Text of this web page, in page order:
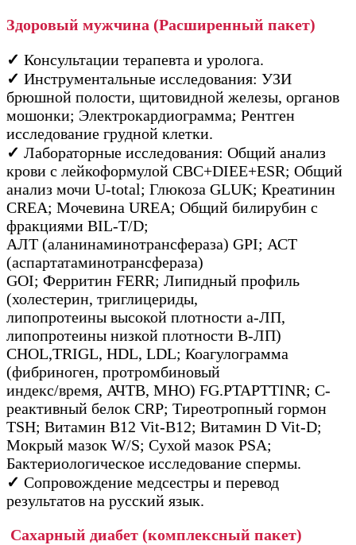
Здоровый мужчина (Расширенный пакет)
✓ Консультации терапевта и уролога.
✓ Инструментальные исследования: УЗИ
брюшной полости, щитовидной железы, органов
мошонки; Электрокардиограмма; Рентген
исследование грудной клетки.
✓ Лабораторные исследования: Общий анализ
крови с лейкоформулой CBC+DIEE+ESR; Общий
анализ мочи U-total; Глюкоза GLUK; Креатинин
CREA; Мочевина UREA; Общий билирубин с
фракциями BIL-T/D;
АЛТ (аланинаминотрансфераза) GPI; АСТ
(аспартатаминотрансфераза)
GOI; Ферритин FERR; Липидный профиль
(холестерин, триглицериды,
липопротеины высокой плотности а-ЛП,
липопротеины низкой плотности В-ЛП)
CHOL,TRIGL, HDL, LDL; Коагулограмма
(фибриноген, протромбиновый
индекс/время, АЧТВ, МНО) FG.PTAPTTINR; С-
реактивный белок CRP; Тиреотропный гормон
TSH; Витамин В12 Vit-B12; Витамин D Vit-D;
Мокрый мазок W/S; Сухой мазок PSA;
Бактериологическое исследование спермы.
✓ Сопровождение медсестры и перевод
результатов на русский язык.
Сахарный диабет (комплексный пакет)